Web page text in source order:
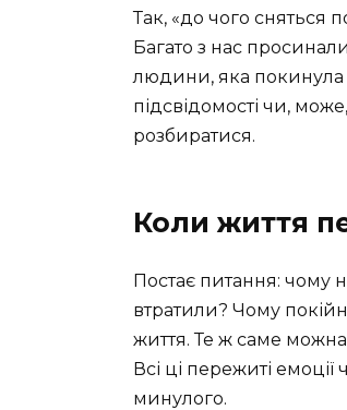
Так, «до чого сняться
Багато з нас
людини, яка покинула
підсвідомості чи,
розбиратися.
Коли життя
Постає питання: чому
втратили? Чому
життя. Те ж саме можна
Всі ці пережиті
минулого.